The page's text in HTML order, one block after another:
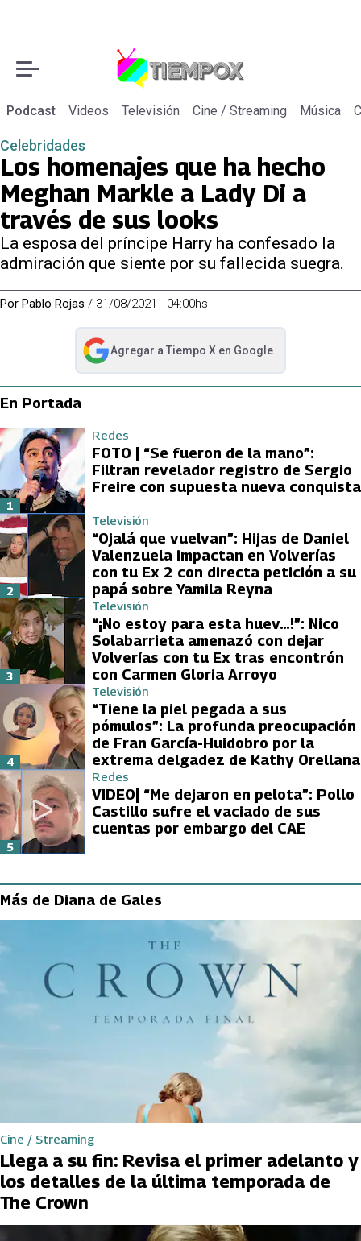
Podcast Videos Televisión Cine / Streaming Música
Celebridades
Los homenajes que ha hecho
Meghan Markle a Lady Di a
través de sus looks
La esposa del príncipe Harry ha confesado la
admiración que siente por su fallecida suegra.
Por Pablo Rojas / 31/08/2021 - 04:00hs
Agregar a Tiempo Xen Google
abre en nueva pestaña
En Portada
Redes
FOTO | “Se fueron de la mano”:
Filtran revelador registro de Sergio
Freire con supuesta nueva conquista
1
Televisión
“Ojalá que vuelvan”: Hijas de Daniel
Valenzuela impactan en Volverías
con tu Ex 2 con directa petición a su
papá sobre Yamila Reyna
2
Televisión
“¡No estoy para esta huev…!”: Nico
Solabarrieta amenazó con dejar
Volverías con tu Ex tras encontrón
con Carmen Gloria Arroyo
3
Televisión
“Tiene la piel pegada a sus
pómulos”: La profunda preocupación
de Fran García-Huidobro por la
extrema delgadez de Kathy Orellana
4
Redes
VIDEO| “Me dejaron en pelota”: Pollo
Castillo sufre el vaciado de sus
cuentas por embargo del CAE
5
Más de Diana de Gales
Cine / Streaming
Llega a su fin: Revisa el primer adelanto y
los detalles de la última temporada de
The Crown